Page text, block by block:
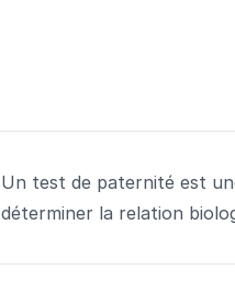
Un test de paternité est
déterminer la relation